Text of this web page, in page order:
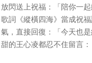
放閃送上祝福：「陪你一
歌詞《縱橫四海》當成祝
氣，直接回復：「今天也
甜的王心凌都忍不住留言